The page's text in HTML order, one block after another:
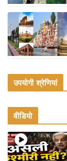
उपयोगी श्रेणियां
वीडियो